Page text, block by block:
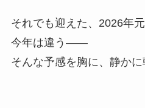
それでも迎えた、2026年元
今年は違う——
そんな予感を胸に、静かに